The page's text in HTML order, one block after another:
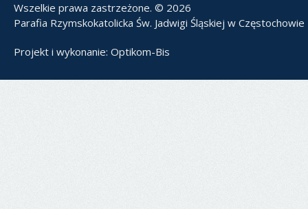
Wszelkie prawa zastrzeżone. © 2026
Parafia Rzymskokatolicka Św. Jadwigi Śląskiej w Częstochowie
Projekt i wykonanie: Optikom-Bis